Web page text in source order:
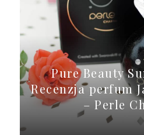
Pure Beauty
Recenzja perfum
– Perle